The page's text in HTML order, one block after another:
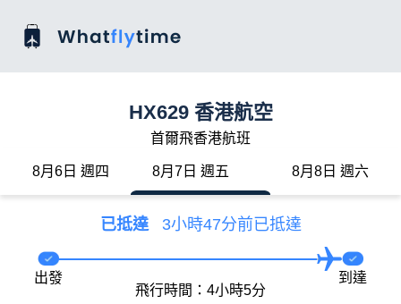
HX629 香港航空
首爾飛香港航班
8月6日 週四 8月7日 週五 8月8日 週六
已抵達 3小時47分前已抵達
出發
飛行時間：4小時5分
到達